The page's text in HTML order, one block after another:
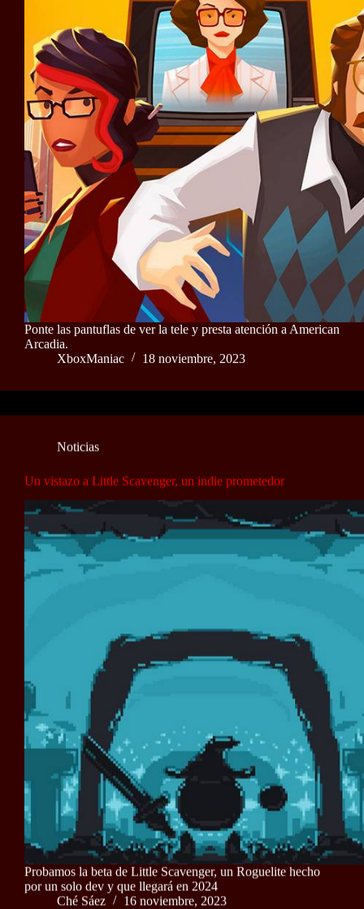
Ponte las pantuflas de ver la tele y presta atención a American
Arcadia.
XboxManiac
18 noviembre, 2023
Noticias
Un vistazo a Little Scavenger, un indie prometedor
Probamos la beta de Little Scavenger, un Roguelite hecho
por un solo dev y que llegará en 2024
Ché Sáez
16 noviembre, 2023